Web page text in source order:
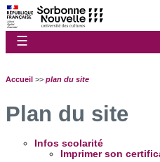
☰
Accueil >> plan du site
Plan du site
Infos scolarité
Imprimer son